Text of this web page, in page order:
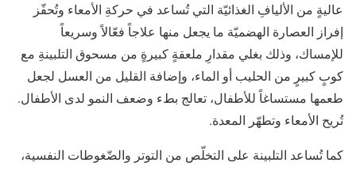
عاليةٍ من الأليافِ الغذائيّة التي تُساعد في حركةِ الأمعاء وتُحفّز
إفراز العصارة الهضميّة ما يجعل منها علاجاً فعّالاً وسريعاً
للإمساك، وذلك بغلي مقدارِ ملعقةٍ كبيرةٍ من مسحوق التلبينةِ مع
كوبٍ كبيرٍ من الحليب أو الماء، وإضافة القليل من العسل لجعل
طعمها مستساغاً للأطفال، تعالج بطء وضعف النمو لدى الأطفال.
تُريح الأمعاء وتطهّر المعدة.
كما تُساعد التلبينة على التخلّص من التوتر والضّغوطات النفسية،